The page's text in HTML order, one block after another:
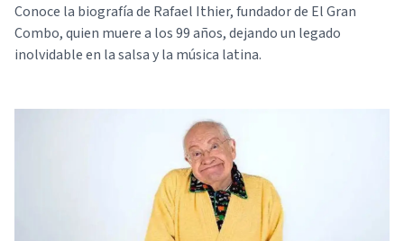
Conoce la biografía de Rafael Ithier, fundador de El Gran
Combo, quien muere a los 99 años, dejando un legado
inolvidable en la salsa y la música latina.